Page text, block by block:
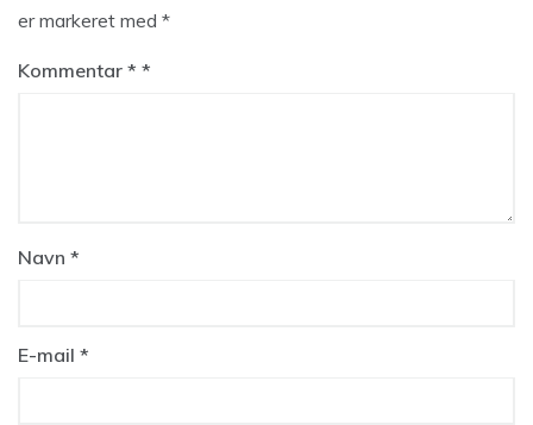
er markeret med *
Kommentar *
Navn *
E-mail *